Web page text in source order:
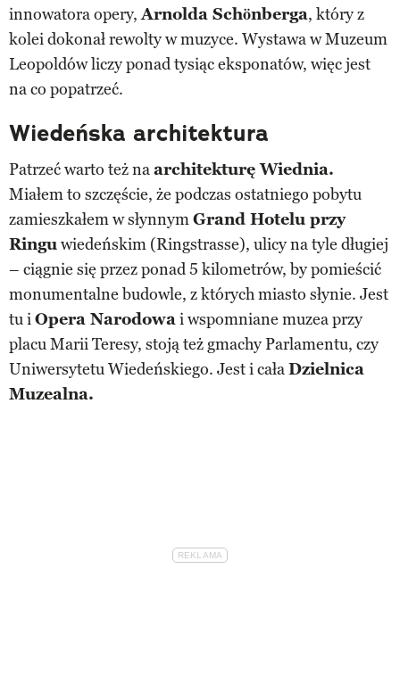
innowatora opery,Arnolda Schönberga, który z
kolei dokonał rewolty w muzyce. Wystawa w Muzeum
Leopoldów liczy ponad tysiąc eksponatów, więc jest
na co popatrzeć.
Wiedeńska architektura
Patrzeć warto też naarchitekturę Wiednia.
Miałem to szczęście, że podczas ostatniego pobytu
zamieszkałem w słynnymGrand Hotelu przy
Ringuwiedeńskim (Ringstrasse), ulicy na tyle długiej
– ciągnie się przez ponad 5 kilometrów, by pomieścić
monumentalne budowle, z których miasto słynie. Jest
tu iOpera Narodowai wspomniane muzea przy
placu Marii Teresy, stoją też gmachy Parlamentu, czy
Uniwersytetu Wiedeńskiego. Jest i całaDzielnica
Muzealna.